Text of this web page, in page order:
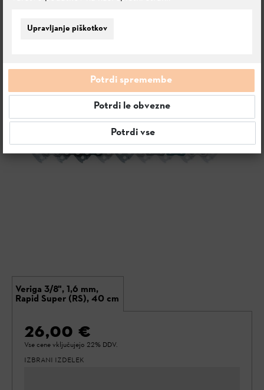
Veriga 3/8", 1,6 mm,
Rapid Super (RS), 40 cm
26,00 €
Vse cene vključujejo 22% DDV.
IZBRANI IZDELEK
Upravljanje piškotkov
Potrdi spremembe
Potrdi le obvezne
Potrdi vse